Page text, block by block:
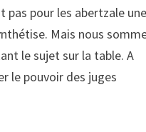
pas pour les abertzale une
Mais nous
le sujet sur la table. A
le pouvoir des juges